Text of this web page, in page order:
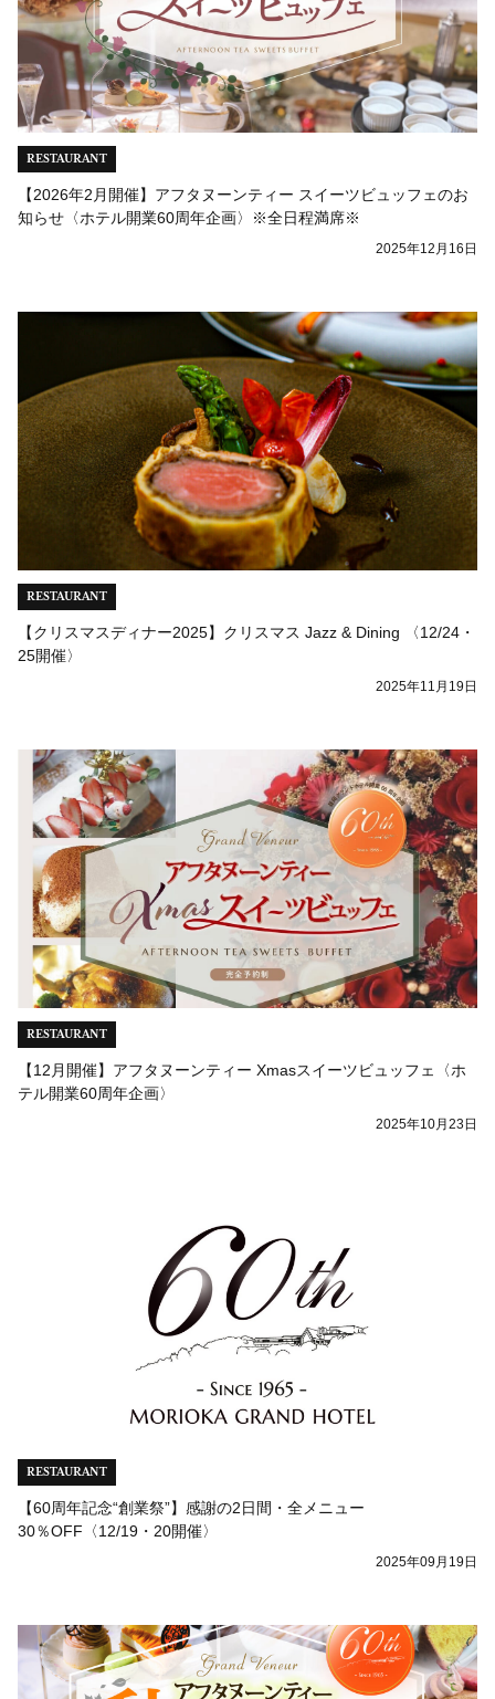
RESTAURANT
【2026年2月開催】アフタヌーンティー スイーツビュッフェのお
知らせ〈ホテル開業60周年企画〉※全日程満席※
2025年12月16日
RESTAURANT
【クリスマスディナー2025】クリスマス Jazz & Dining 〈12/24・
25開催〉
2025年11月19日
RESTAURANT
【12月開催】アフタヌーンティー Xmasスイーツビュッフェ〈ホ
テル開業60周年企画〉
2025年10月23日
RESTAURANT
【60周年記念“創業祭”】感謝の2日間・全メニュー
30％OFF〈12/19・20開催〉
2025年09月19日